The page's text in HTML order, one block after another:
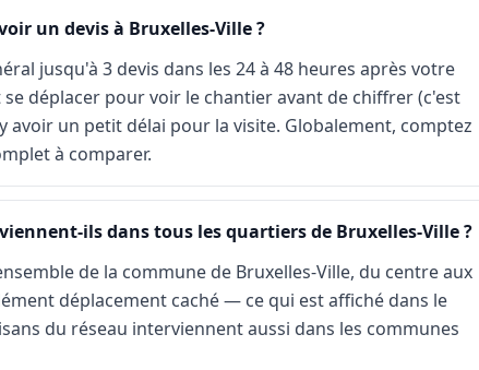
un devis à Bruxelles-Ville ?
jusqu'à 3 devis dans les 24 à 48 heures après votre
déplacer pour voir le chantier avant de chiffrer (c'est
avoir un petit délai pour la visite. Globalement, comptez
à comparer.
ils dans tous les quartiers de Bruxelles-Ville ?
de la commune de Bruxelles-Ville, du centre aux
déplacement caché — ce qui est affiché dans le
du réseau interviennent aussi dans les communes